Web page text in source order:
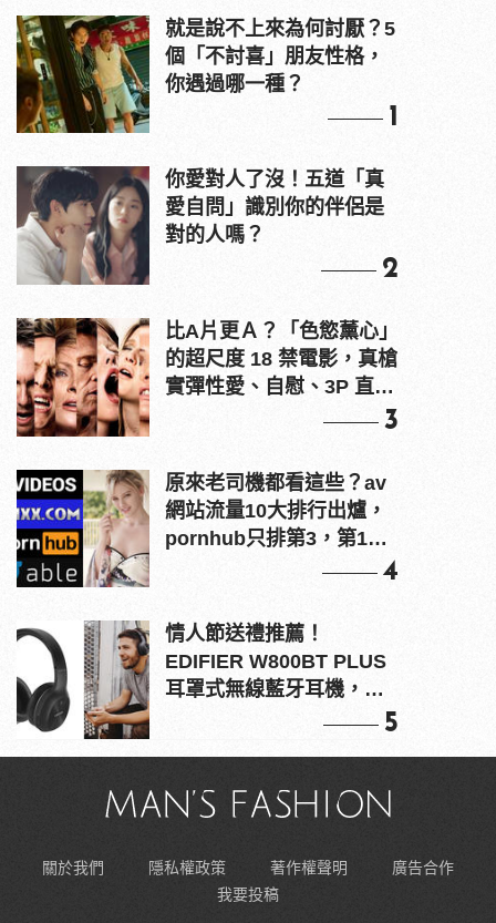
就是說不上來為何討厭？5
個「不討喜」朋友性格，
你遇過哪一種？
1
你愛對人了沒！五道「真
愛自問」識別你的伴侶是
對的人嗎？
2
比A片更Ａ？「色慾薰心」
的超尺度 18 禁電影，真槍
實彈性愛、自慰、3P 直接
3
原來老司機都看這些？av
網站流量10大排行出爐，
pornhub只排第3，第1名
4
情人節送禮推薦！
EDIFIER W800BT PLUS
耳罩式無線藍牙耳機，在
5
關於我們 隱私權政策 著作權聲明
廣告合作
我要投稿